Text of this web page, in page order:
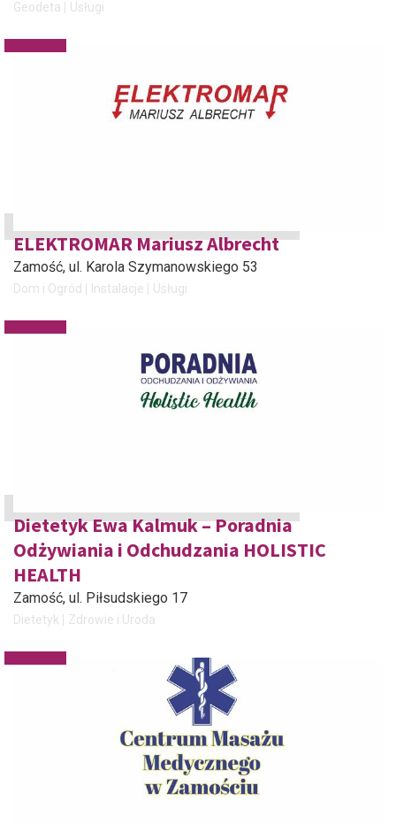
Geodeta Usługi
ELEKTROMAR Mariusz Albrecht
Zamość, ul. Karola Szymanowskiego 53
Dom i Ogród Instalacje Usługi
Dietetyk Ewa Kalmuk – Poradnia
Odżywiania i Odchudzania HOLISTIC
HEALTH
Zamość, ul. Piłsudskiego 17
Dietetyk Zdrowie i Uroda